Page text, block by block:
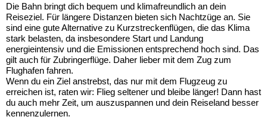
Die Bahn bringt dich bequem und klimafreundlich an dein
Reiseziel. Für längere Distanzen bieten sich Nachtzüge an. Sie
sind eine gute Alternative zu Kurzstreckenflügen, die das Klima
stark belasten, da insbesondere Start und Landung
energieintensiv und die Emissionen entsprechend hoch sind. Das
gilt auch für Zubringerflüge. Daher lieber mit dem Zug zum
Flughafen fahren.
Wenn du ein Ziel anstrebst, das nur mit dem Flugzeug zu
erreichen ist, raten wir: Flieg seltener und bleibe länger! Dann hast
du auch mehr Zeit, um auszuspannen und dein Reiseland besser
kennenzulernen.